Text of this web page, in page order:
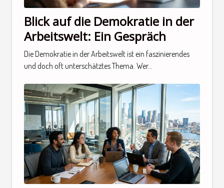
Blick auf die Demokratie in der
Arbeitswelt: Ein Gespräch
Die Demokratie in der Arbeitswelt ist ein faszinierendes
und doch oft unterschätztes Thema. Wer...